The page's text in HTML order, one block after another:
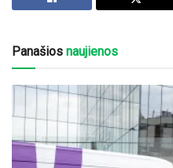
Panašios naujienos